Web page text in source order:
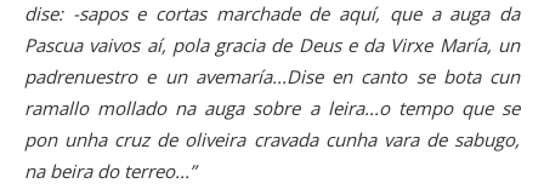
dise: -sapos e cortas marchade de aquí, que a auga da
Pascua vaivos aí, pola gracia de Deus e da Virxe María, un
padrenuestro e un avemaría...Dise en canto se bota cun
ramallo mollado na auga sobre a leira...o tempo que se
pon unha cruz de oliveira cravada cunha vara de sabugo,
na beira do terreo...”